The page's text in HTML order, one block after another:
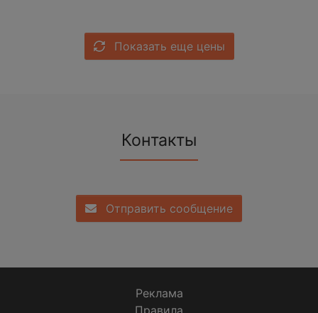
Показать еще цены
Контакты
Отправить сообщение
Реклама